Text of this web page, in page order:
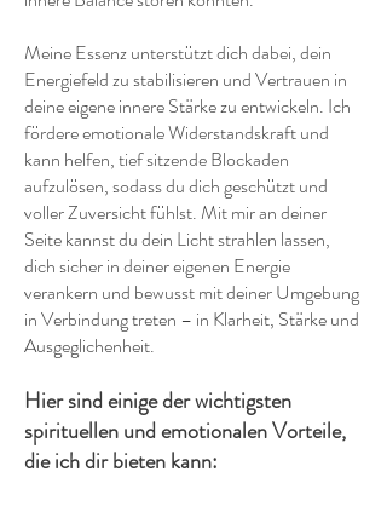
Meine Essenz unterstützt dich dabei, dein
Energiefeld zu stabilisieren und Vertrauen in
deine eigene innere Stärke zu entwickeln. Ich
fördere emotionale Widerstandskraft und
kann helfen, tief sitzende Blockaden
aufzulösen, sodass du dich geschützt und
voller Zuversicht fühlst. Mit mir an deiner
Seite kannst du dein Licht strahlen lassen,
dich sicher in deiner eigenen Energie
verankern und bewusst mit deiner Umgebung
in Verbindung treten – in Klarheit, Stärke und
Ausgeglichenheit.
Hier sind einige der wichtigsten
spirituellen und emotionalen Vorteile,
die ich dir bieten kann: